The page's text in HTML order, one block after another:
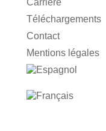
Carrière
Téléchargements
Contact
Mentions légales